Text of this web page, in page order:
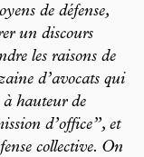
de défense,
un discours
les raisons de
d’avocats qui
à hauteur de
d’office”, et
collective. On